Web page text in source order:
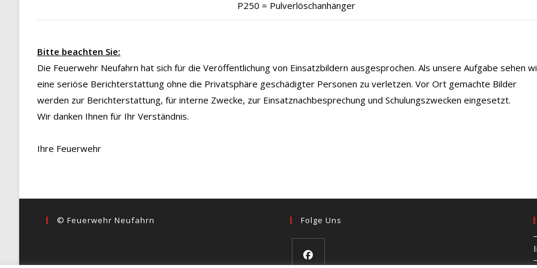
P250 = Pulverlöschanhänger
Bitte beachten Sie:
Die Feuerwehr Neufahrn hat sich für die Veröffentlichung von Einsatzbildern ausgesprochen. Als unsere Aufgabe sehen
eine seriöse Berichterstattung ohne die Privatsphäre geschädigter Personen zu verletzen. Vor Ort gemachte Bilder
werden zur Berichterstattung, für interne Zwecke, zur Einsatznachbesprechung und Schulungszwecken eingesetzt.
Wir danken Ihnen für Ihr Verständnis.
Ihre Feuerwehr
© Feuerwehr Neufahrn Folge Uns